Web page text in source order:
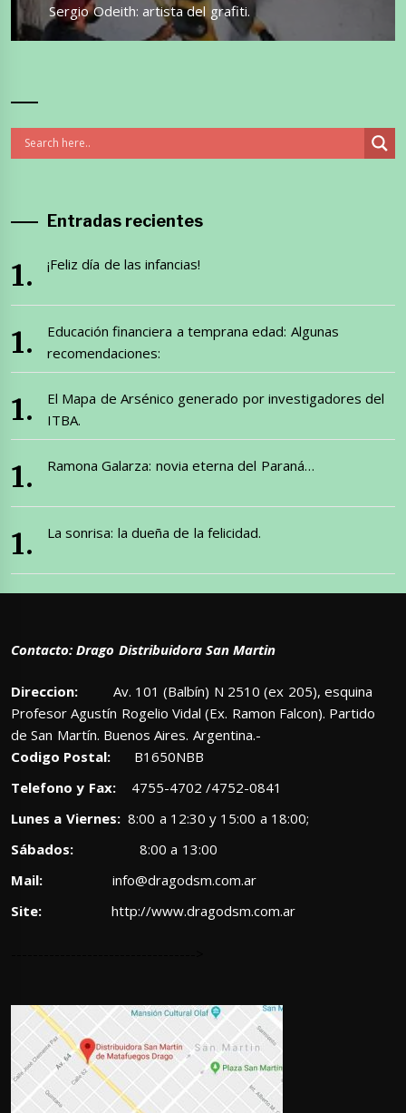
Entrada
siguiente:
Sergio Odeith: artista del grafiti.
Entradas recientes
¡Feliz día de las infancias!
Educación financiera a temprana edad: Algunas
recomendaciones:
El Mapa de Arsénico generado por investigadores del
ITBA.
Ramona Galarza: novia eterna del Paraná…
La sonrisa: la dueña de la felicidad.
Contacto: Drago Distribuidora San Martin
Direccion: Av. 101 (Balbín) N 2510 (ex 205), esquina
Profesor Agustín Rogelio Vidal (Ex. Ramon Falcon). Partido
de San Martín. Buenos Aires. Argentina.-
Codigo Postal: B1650NBB
Telefono y Fax:4755-4702 /4752-0841
Lunes a Viernes:8:00 a 12:30 y 15:00 a 18:00;
Sábados: 8:00 a 13:00
Mail:
info@dragodsm.com.ar
Site:
http://www.dragodsm.com.ar